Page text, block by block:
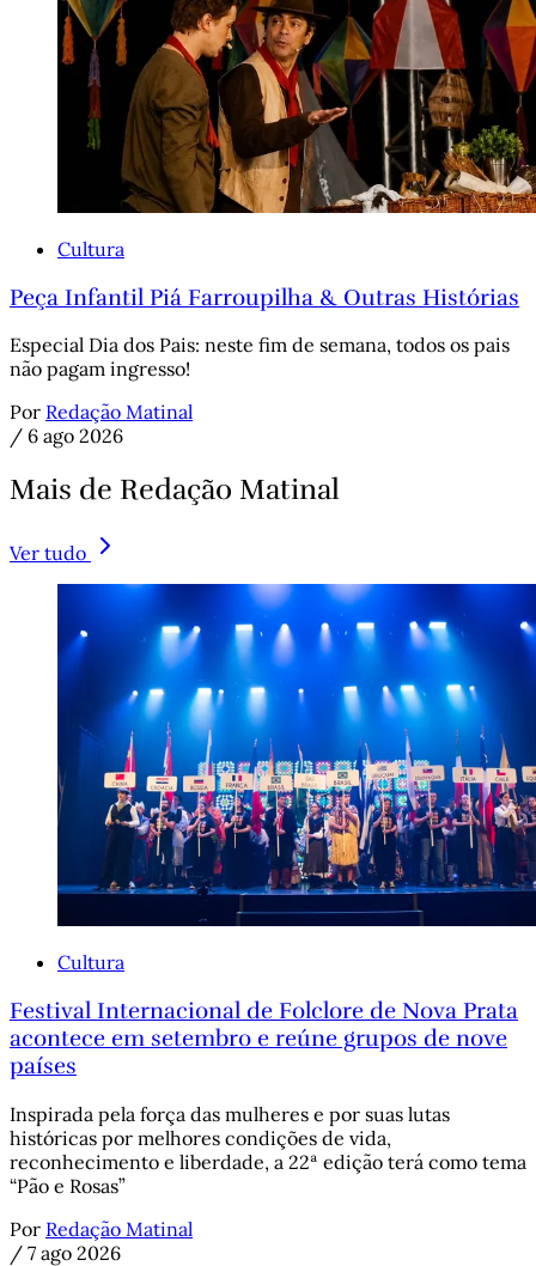
Cultura
Peça Infantil Piá Farroupilha & Outras Histórias
Especial Dia dos Pais: neste fim de semana, todos os pais
não pagam ingresso!
Por Redação Matinal
/ 6 ago 2026
Mais de Redação Matinal
Ver tudo
Cultura
Festival Internacional de Folclore de Nova Prata
acontece em setembro e reúne grupos de nove
países
Inspirada pela força das mulheres e por suas lutas
históricas por melhores condições de vida,
reconhecimento e liberdade, a 22ª edição terá como tema
“Pão e Rosas”
Por Redação Matinal
/ 7 ago 2026